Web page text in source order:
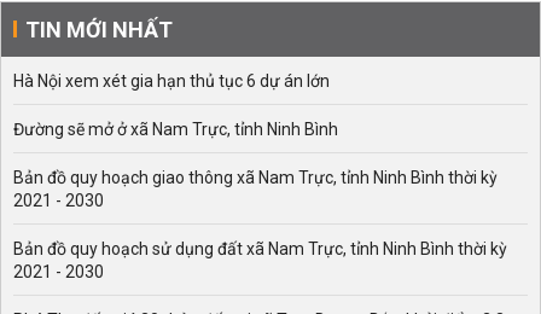
TIN MỚI NHẤT
Hà Nội xem xét gia hạn thủ tục 6 dự án lớn
Đường sẽ mở ở xã Nam Trực, tỉnh Ninh Bình
Bản đồ quy hoạch giao thông xã Nam Trực, tỉnh Ninh Bình thời kỳ
2021 - 2030
Bản đồ quy hoạch sử dụng đất xã Nam Trực, tỉnh Ninh Bình thời kỳ
2021 - 2030